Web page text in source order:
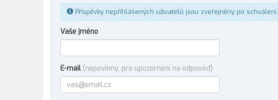
Příspěvky nepřihlášených uživatelů jsou zveřejněny po schválení.
Vaše jméno
E-mail (nepovinný, pro upozornění na odpověď)